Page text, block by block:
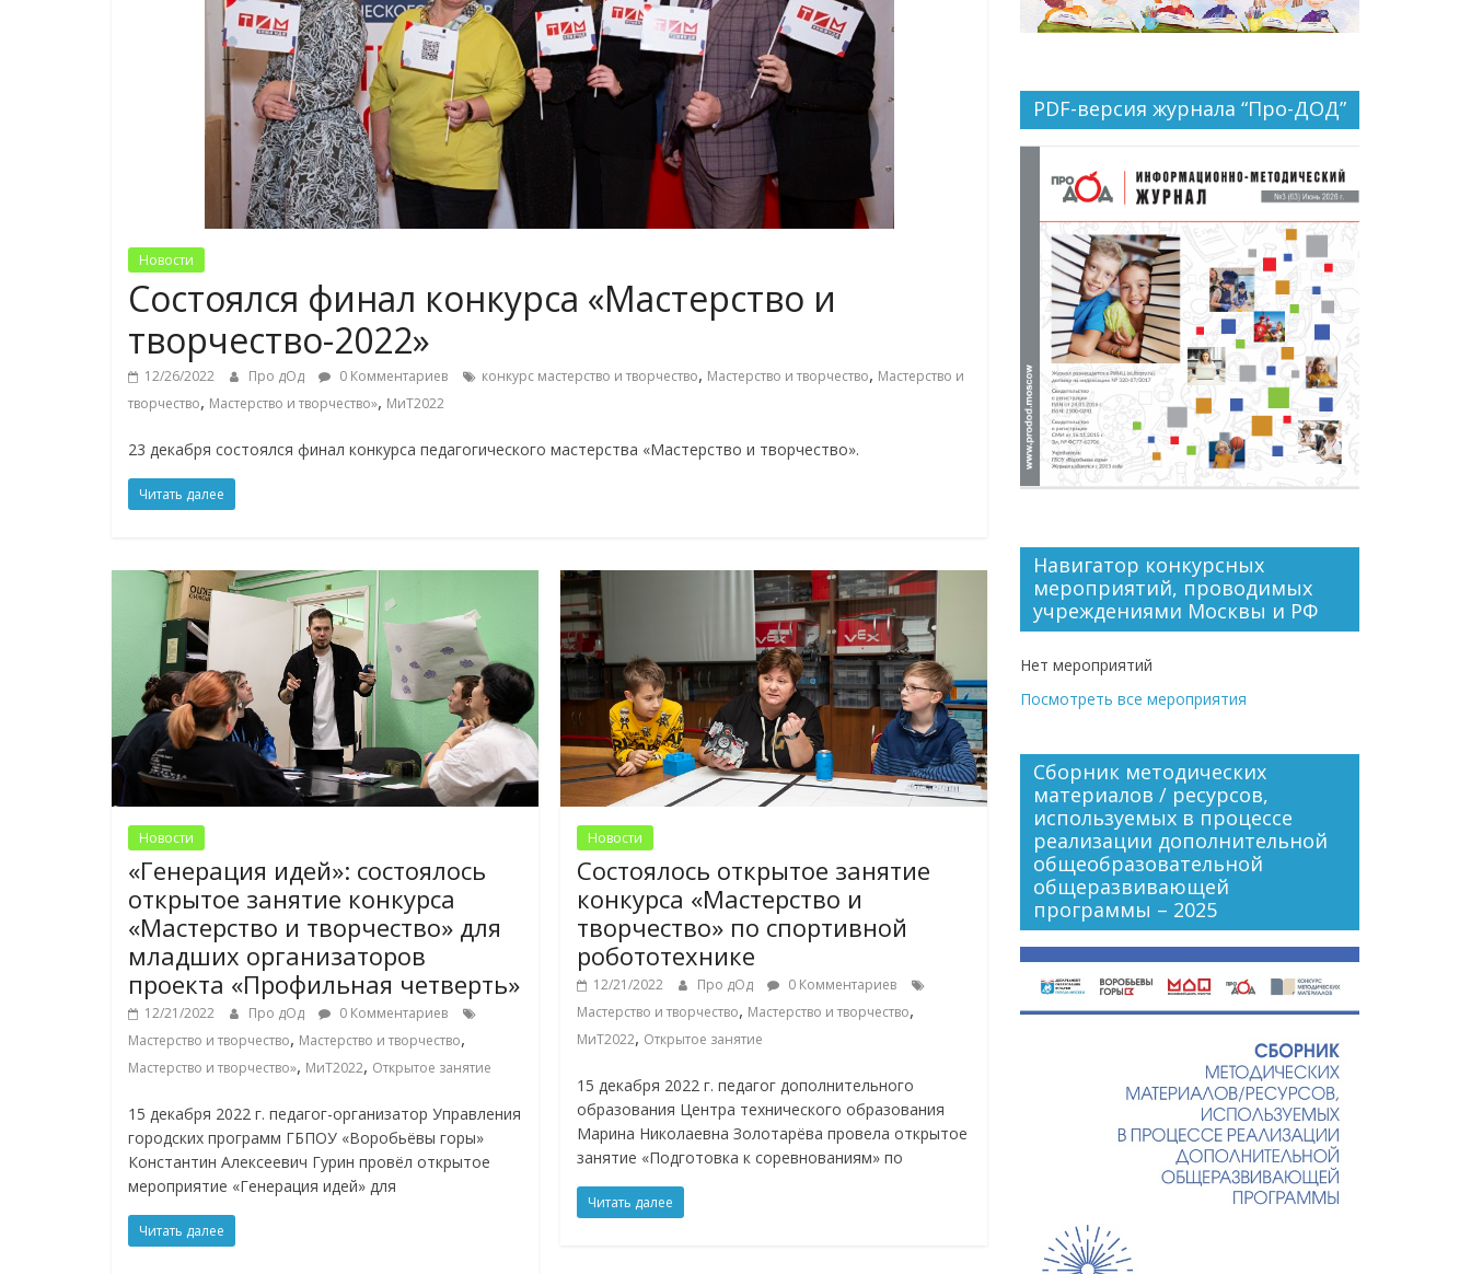
Новости
Состоялся финал конкурса «Мастерство и
творчество-2022»
12/26/2022 Про дОд 0 Комментариев конкурс мастерство и творчество, Мастерство и творчество, Мастерство и
творчество, Мастерство и творчество», МиТ2022
23 декабря состоялся финал конкурса педагогического мастерства «Мастерство и творчество».
Читать далее
Новости
«Генерация идей»: состоялось
открытое занятие конкурса
«Мастерство и творчество» для
младших организаторов
проекта «Профильная четверть»
12/21/2022 Про дОд
0 Комментариев
Мастерство и творчество, Мастерство и творчество,
Мастерство и творчество», МиТ2022, Открытое занятие
15 декабря 2022 г. педагог-организатор Управления
городских программ ГБПОУ «Воробьёвы горы»
Константин Алексеевич Гурин провёл открытое
мероприятие «Генерация идей» для
Читать далее
Новости
Состоялось открытое занятие
конкурса «Мастерство и
творчество» по спортивной
робототехнике
12/21/2022 Про дОд
0 Комментариев
Мастерство и творчество, Мастерство и творчество,
МиТ2022, Открытое занятие
15 декабря 2022 г. педагог дополнительного
образования Центра технического образования
Марина Николаевна Золотарёва провела открытое
занятие «Подготовка к соревнованиям» по
Читать далее
PDF-версия журнала “Про-ДОД”
Навигатор конкурсных
мероприятий, проводимых
учреждениями Москвы и РФ
Нет мероприятий
Посмотреть все мероприятия
Сборник методических
материалов / ресурсов,
используемых в процессе
реализации дополнительной
общеобразовательной
общеразвивающей
программы – 2025